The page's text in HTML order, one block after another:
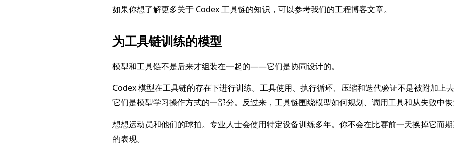
如果你想了解更多关于 Codex 工具链的知识，可以参考我们的工程博客文章。
为工具链训练的模型
模型和工具链不是后来才组装在一起的——它们是协同设计的。
Codex 模型在工具链的存在下进行训练。工具使用、执行循环、压缩和迭代验证不是被附加
它们是模型学习操作方式的一部分。反过来，工具链围绕模型如何规划、调用工具和从失败中恢
想想运动员和他们的球拍。专业人士会使用特定设备训练多年。你不会在比赛前一天换掉它而
的表现。